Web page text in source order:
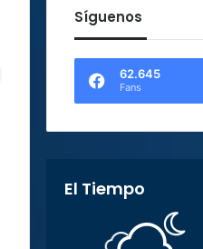
Síguenos
62.645
Fans
El Tiempo